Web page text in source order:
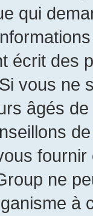
qui
écrit des
vous ne
âgés
ne